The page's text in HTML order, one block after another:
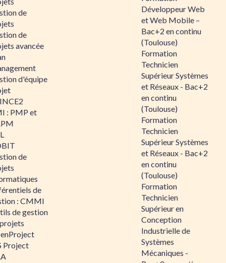
de
de
avancée
d'équipe
: PMP et
de
de
: CMMI
de gestion
Project
Développeur Web
et Web Mobile –
Bac+2 en continu
(Toulouse)
Formation
Technicien
Supérieur Systèmes
et Réseaux - Bac+2
en continu
(Toulouse)
Formation
Technicien
Supérieur Systèmes
et Réseaux - Bac+2
en continu
(Toulouse)
Formation
Technicien
Supérieur en
Conception
Industrielle de
Systèmes
Mécaniques -